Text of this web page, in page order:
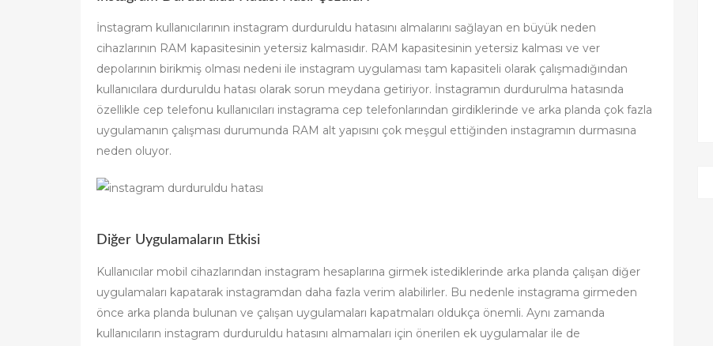
İnstagram kullanıcılarının instagram durduruldu hatasını almalarını sağlayan en büyük neden
cihazlarının RAM kapasitesinin yetersiz kalmasıdır. RAM kapasitesinin yetersiz kalması ve ver
depolarının birikmiş olması nedeni ile instagram uygulaması tam kapasiteli olarak çalışmadığından
kullanıcılara durduruldu hatası olarak sorun meydana getiriyor. İnstagramın durdurulma hatasında
özellikle cep telefonu kullanıcıları instagrama cep telefonlarından girdiklerinde ve arka planda çok fazla
uygulamanın çalışması durumunda RAM alt yapısını çok meşgul ettiğinden instagramın durmasına
neden oluyor.
Diğer Uygulamaların Etkisi
Kullanıcılar mobil cihazlarından instagram hesaplarına girmek istediklerinde arka planda çalışan diğer
uygulamaları kapatarak instagramdan daha fazla verim alabilirler. Bu nedenle instagrama girmeden
önce arka planda bulunan ve çalışan uygulamaları kapatmaları oldukça önemli. Aynı zamanda
kullanıcıların instagram durduruldu hatasını almamaları için önerilen ek uygulamalar ile de